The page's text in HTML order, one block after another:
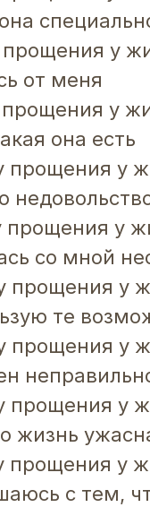
у
от меня
у
она есть
прощения у
прощения у
со мной
прощения у
те
прощения у
прощения у
жизнь
прощения у
с тем,